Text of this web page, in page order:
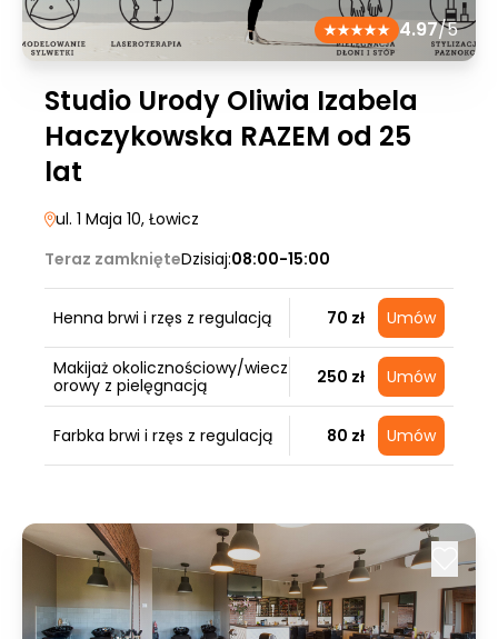
4.97/5
Studio Urody Oliwia Izabela
Haczykowska RAZEM od 25
lat
ul. 1 Maja 10, Łowicz
Teraz zamknięteDzisiaj:08:00-15:00
Henna brwi i rzęs z regulacją 70 zł Umów
Makijaż okolicznościowy/wiecz
orowy z pielęgnacją
250 zł Umów
Farbka brwi i rzęs z regulacją 80 zł Umów